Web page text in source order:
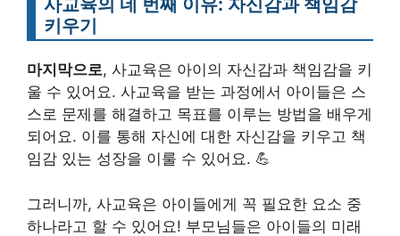
키우기
마지막으로, 사교육은 아이의 자신감과 책임감을 키
울 수 있어요. 사교육을 받는 과정에서 아이들은 스
스로 문제를 해결하고 목표를 이루는 방법을 배우게
되어요. 이를 통해 자신에 대한 자신감을 키우고 책
임감 있는 성장을 이룰 수 있어요. 💪
그러니까, 사교육은 아이들에게 꼭 필요한 요소 중
하나라고 할 수 있어요! 부모님들은 아이들의 미래